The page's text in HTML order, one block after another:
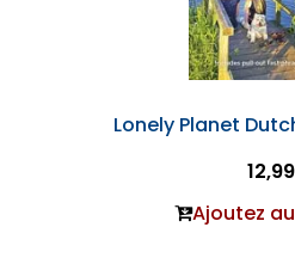
Lonely Planet
Ajoutez